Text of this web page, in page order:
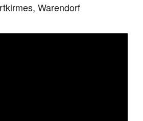
Warendorf